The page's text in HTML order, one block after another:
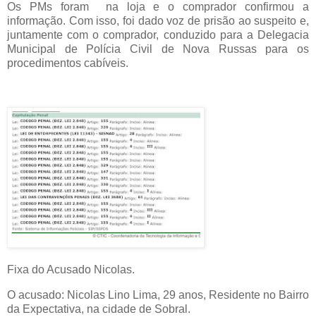
Os PMs foram na loja e o comprador confirmou a
informação. Com isso, foi dado voz de prisão ao suspeito e,
juntamente com o comprador, conduzido para a Delegacia
Municipal de Polícia Civil de Nova Russas para os
procedimentos cabíveis.
Fixa do Acusado Nicolas.
O acusado: Nicolas Lino Lima, 29 anos, Residente no Bairro
da Expectativa, na cidade de Sobral.